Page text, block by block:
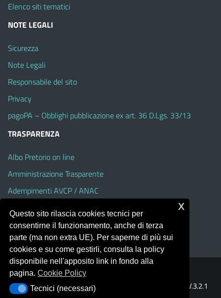
Elenco siti tematici
NOTE LEGALI
Sicurezza
Note Legali
Responsabile del sito
Privacy
pagoPA – Obblighi pubblicazione ex art. 36 D.Lgs. 33/13
TRASPARENZA
Albo Pretorio on line
Amministrazione Trasparente
Adempimenti AVCP / ANAC
Accesso Civico
Dichiarazione di accessibilità
Portale realizzato con la piattaforma
Template Italia configurato sul tema accessibile
V.3.2.1
Questo sito rilascia cookies tecnici per
consentirne il funzionamento, anche di terza
parte (ma non extra UE). Per saperne di più sui
cookies e su come gestirli, consulta la policy
disponibile nell'apposito link in fondo alla
pagina.Cookie Policy
Tecnici (necessari)
Tecnici (necessari)
x